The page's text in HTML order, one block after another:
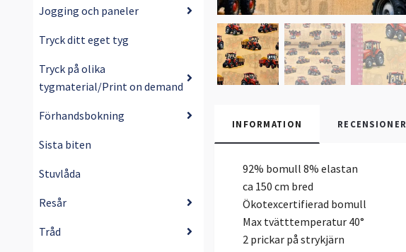
Jogging och paneler
Tryck ditt eget tyg
Tryck på olika
tygmaterial/Print on demand
Förhandsbokning
Sista biten
Stuvlåda
Resår
Tråd
INFORMATION RECENSIONER
92% bomull 8% elastan
ca 150 cm bred
Ökotexcertifierad bomull
Max tvätttemperatur 40°
2 prickar på strykjärn